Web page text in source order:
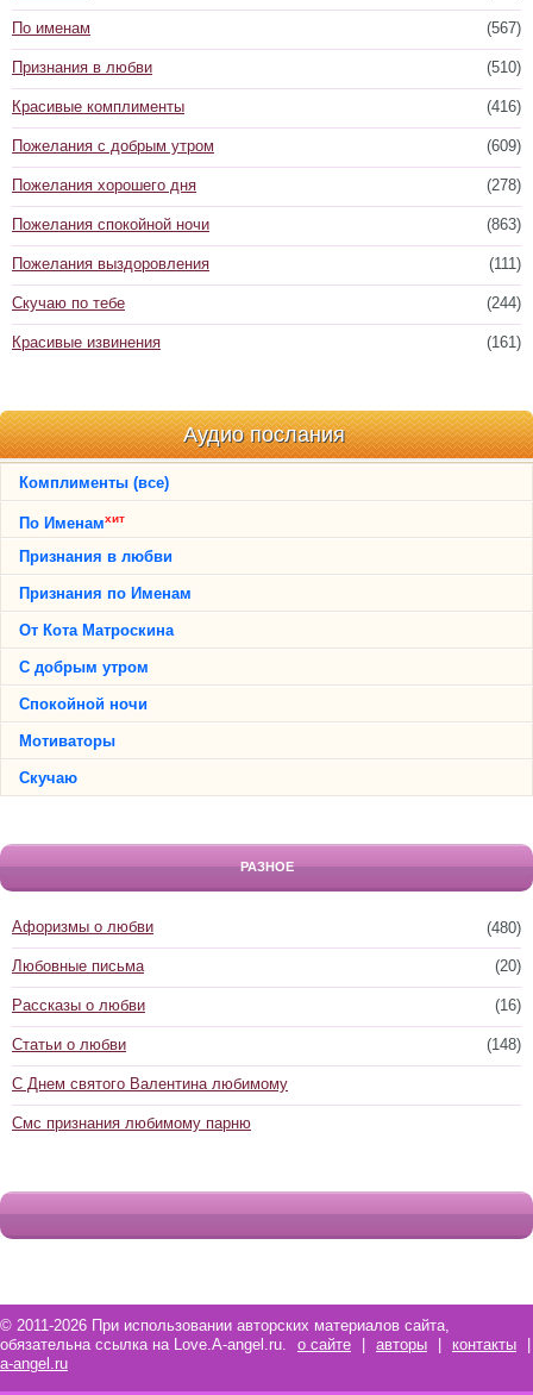
(567)
По именам
(510)
Признания в любви
(416)
Красивые комплименты
(609)
Пожелания с добрым утром
(278)
Пожелания хорошего дня
(863)
Пожелания спокойной ночи
(111)
Пожелания выздоровления
(244)
Скучаю по тебе
(161)
Красивые извинения
Аудио послания
Комплименты (все)
По Именамхит
Признания в любви
Признания по Именам
От Кота Матроскина
С добрым утром
Спокойной ночи
Мотиваторы
Скучаю
РАЗНОЕ
(480)
Афоризмы о любви
(20)
Любовные письма
(16)
Рассказы о любви
(148)
Статьи о любви
С Днем святого Валентина любимому
Смс признания любимому парню
© 2011-2026 При использовании авторских материалов сайта,
обязательна ссылка на Love.A-angel.ru.
о сайте авторы контакты
a-angel.ru